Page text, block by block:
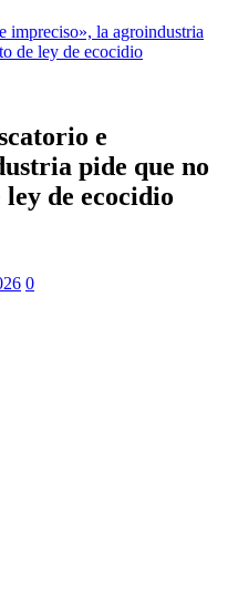
impreciso», la agroindustria
de ley de ecocidio
e
pide que no
de ecocidio
0